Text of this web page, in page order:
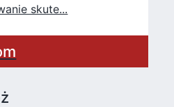
skute...